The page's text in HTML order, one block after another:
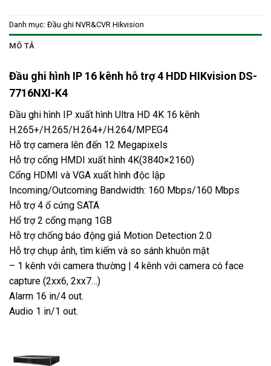
Danh mục: Đầu ghi NVR&CVR Hikvision
MÔ TẢ
Đầu ghi hình IP 16 kênh hỗ trợ 4 HDD HIKvision DS-
7716NXI-K4
Đầu ghi hình IP xuất hình Ultra HD 4K 16 kênh
H.265+/H.265/H.264+/H.264/MPEG4
Hỗ trợ camera lên đến 12 Megapixels
Hỗ trợ cổng HMDI xuất hình 4K(3840×2160)
Cổng HDMI và VGA xuất hình độc lập
Incoming/Outcoming Bandwidth: 160 Mbps/160 Mbps
Hỗ trợ 4 ổ cứng SATA
Hổ trợ 2 cổng mạng 1GB
Hỗ trợ chống báo động giả Motion Detection 2.0
Hỗ trợ chụp ảnh, tìm kiếm và so sánh khuôn mặt
– 1 kênh với camera thường | 4 kênh với camera có face
capture (2xx6, 2xx7…)
Alarm 16 in/4 out.
Audio 1 in/1 out.